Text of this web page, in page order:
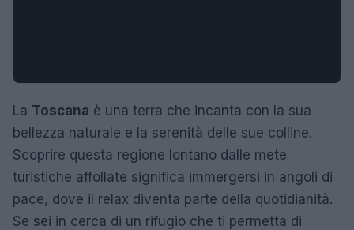
La Toscana è una terra che incanta con la sua
bellezza naturale e la serenità delle sue colline.
Scoprire questa regione lontano dalle mete
turistiche affollate significa immergersi in angoli di
pace, dove il relax diventa parte della quotidianità.
Se sei in cerca di un rifugio che ti permetta di